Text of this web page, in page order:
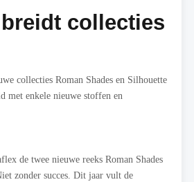
collecties
collecties Roman Shades en Silhouette
met enkele nieuwe stoffen en
de twee nieuwe reeks Roman Shades
zonder succes. Dit jaar vult de